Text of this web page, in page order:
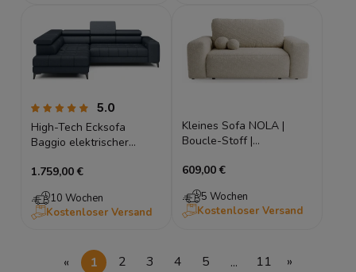
5.0
High-Tech Ecksofa
Baggio elektrischer
Charger, verstellbare
Kopfstützen, 280x196 cm
1.759,00 €
10 Wochen
Kostenloser Versand
Kleines Sofa NOLA |
Boucle-Stoff |
Stauraum
609,00 €
5 Wochen
Kostenloser Versand
« 1 2 3 4 5 ... 11 »